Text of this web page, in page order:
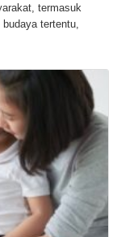
termasuk
tertentu,